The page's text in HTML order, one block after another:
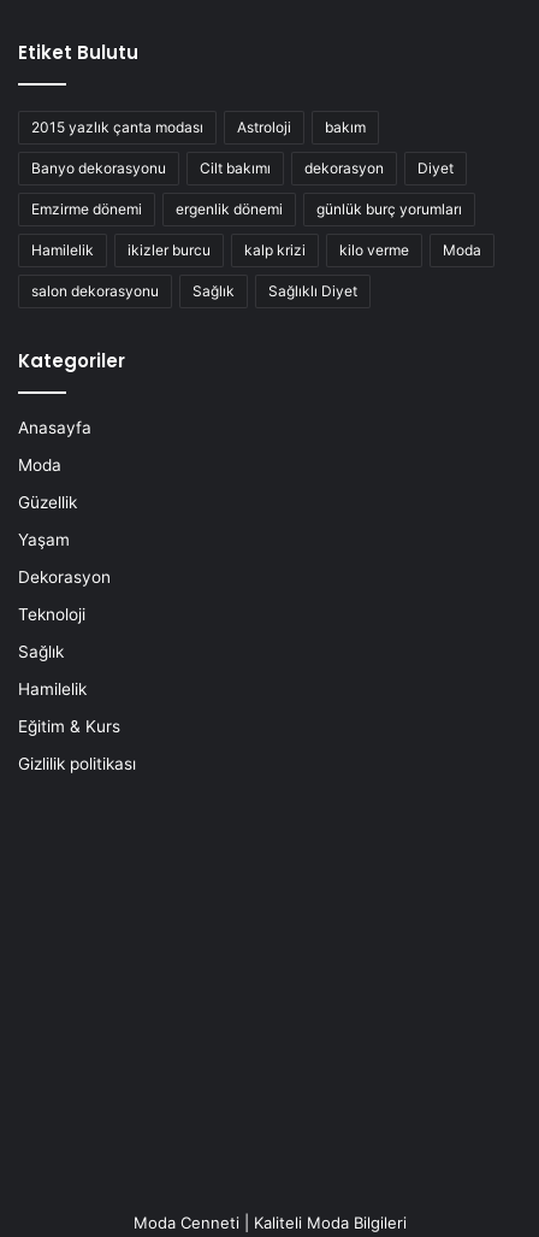
Etiket Bulutu
2015 yazlık çanta modası Astroloji bakım
Banyo dekorasyonu Cilt bakımı dekorasyon Diyet
Emzirme dönemi ergenlik dönemi günlük burç yorumları
Hamilelik ikizler burcu kalp krizi kilo verme Moda
salon dekorasyonu Sağlık Sağlıklı Diyet
Kategoriler
Anasayfa
Moda
Güzellik
Yaşam
Dekorasyon
Teknoloji
Sağlık
Hamilelik
Eğitim & Kurs
Gizlilik politikası
Moda Cenneti | Kaliteli Moda Bilgileri